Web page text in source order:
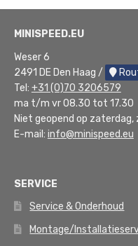
MINISPEED.EU
Weser 6
2491 DE Den Haag /
Tel: +31 (0)70 3206579
ma t/m vr 08.30 tot 17.30
Niet geopend op
E-mail: info@minispeed.eu
SERVICE
Service & Onderhoud
Montage/